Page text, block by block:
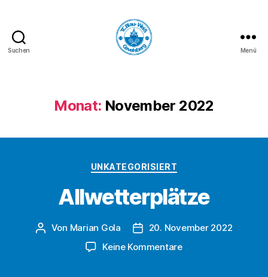
Suchen
Gevelsberg
e.V.
Menü
Monat: November 2022
Kategorien
UNKATEGORISIERT
Allwetterplätze
Beitragsautor
Von Marian Gola Beitragsdatum
20. November 2022
Keine Kommentarezu